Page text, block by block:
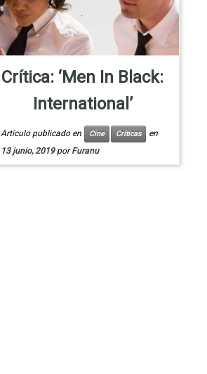
Crítica: ‘Men In Black:
International’
Artículo publicado en Cine Críticas
en
13 junio, 2019 porFuranu